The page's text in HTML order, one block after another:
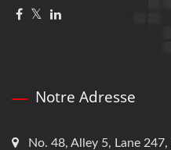
Notre Adresse
No. 48, Alley 5, Lane